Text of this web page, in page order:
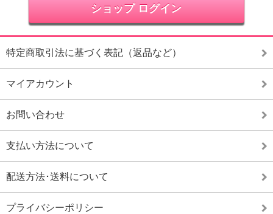
ショップ ログイン
特定商取引法に基づく表記（返品など）
マイアカウント
お問い合わせ
支払い方法について
配送方法･送料について
プライバシーポリシー